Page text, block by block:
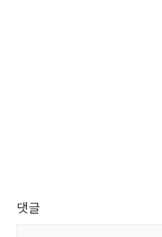
댓글